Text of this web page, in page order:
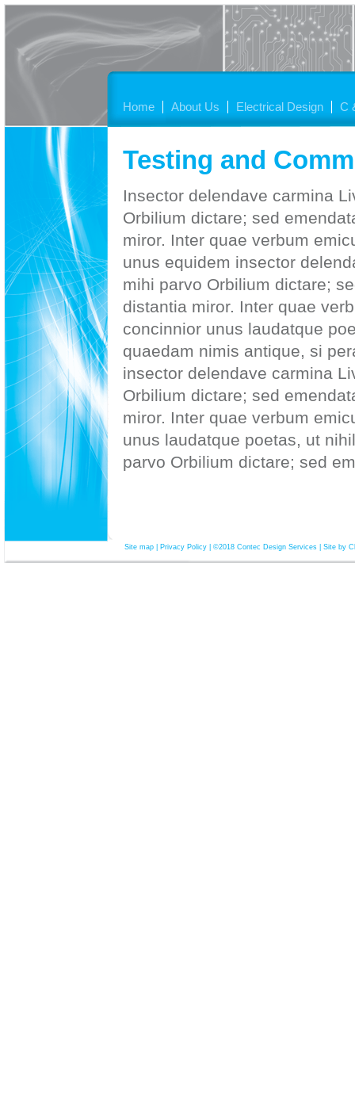
Home About Us Electrical Design C
Testing and
Insector delendave carmina
Orbilium dictare; sed
miror. Inter quae verbum
unus equidem insector
mihi parvo Orbilium dictare;
distantia miror. Inter quae
concinnior unus laudatque
quaedam nimis antique, si
insector delendave carmina
Orbilium dictare; sed
miror. Inter quae verbum
unus laudatque poetas, ut
parvo Orbilium dictare; sed
Site map Privacy Policy ©2018 Contec Design Services Site by